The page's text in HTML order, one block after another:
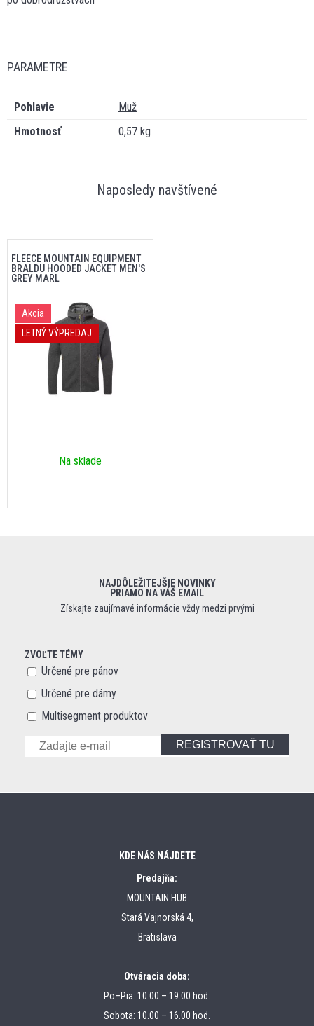
PARAMETRE
Pohlavie
Muž
Hmotnosť
0,57 kg
Naposledy navštívené
FLEECE MOUNTAIN EQUIPMENT
BRALDU HOODED JACKET MEN'S
GREY MARL
Akcia
LETNÝ VÝPREDAJ
Na sklade
NAJDÔLEŽITEJŠIE NOVINKY
PRIAMO NA VÁŠ EMAIL
Získajte zaujímavé informácie vždy medzi prvými
ZVOĽTE TÉMY
Určené pre pánov
Určené pre dámy
Multisegment produktov
REGISTROVAŤ TU
KDE NÁS NÁJDETE
Predajňa:
MOUNTAIN HUB
Stará Vajnorská 4,
Bratislava
Otváracia doba:
Po–Pia: 10.00 – 19.00 hod.
Sobota: 10.00 – 16.00 hod.